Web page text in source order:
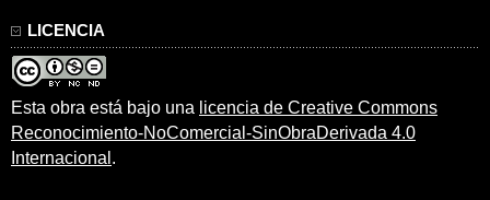
LICENCIA
Esta obra está bajo una licencia de Creative Commons
Reconocimiento-NoComercial-SinObraDerivada 4.0
Internacional .